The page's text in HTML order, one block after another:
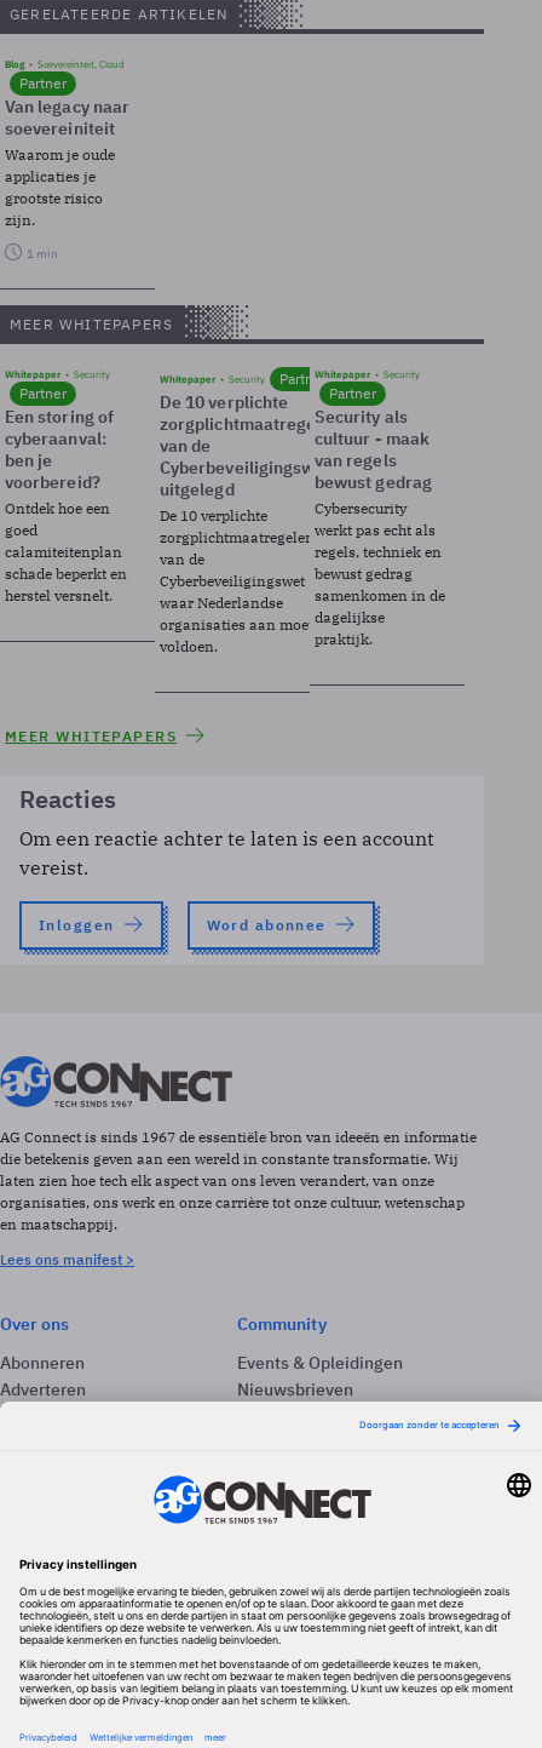
GERELATEERDE ARTIKELEN
Blog Soevereinteit, Cloud
Partner
Van legacy naar
soevereiniteit
Waarom je oude
applicaties je
grootste risico
zijn.
1 min
MEER WHITEPAPERS
Whitepaper Security
Partner
Een storing of
cyberaanval:
ben je
voorbereid?
Ontdek hoe een
goed
calamiteitenplan
schade beperkt en
herstel versnelt.
Whitepaper Security Partner
De 10 verplichte
zorgplichtmaatregelen
van de
Cyberbeveiligingswet
uitgelegd
De 10 verplichte
zorgplichtmaatregelen
van de
Cyberbeveiligingswet
waar Nederlandse
organisaties aan moeten
voldoen.
Whitepaper Security
Partner
Security als
cultuur - maak
van regels
bewust gedrag
Cybersecurity
werkt pas echt als
regels, techniek en
bewust gedrag
samenkomen in de
dagelijkse
praktijk.
MEER WHITEPAPERS
Reacties
Om een reactie achter te laten is een account
vereist.
Inloggen Word abonnee
AG Connect is sinds 1967 de essentiële bron van ideeën en informatie
die betekenis geven aan een wereld in constante transformatie. Wij
laten zien hoe tech elk aspect van ons leven verandert, van onze
organisaties, ons werk en onze carrière tot onze cultuur, wetenschap
en maatschappij.
Lees ons manifest >
Over ons
Abonneren
Adverteren
Community
Events & Opleidingen
Nieuwsbrieven
Redactionele partner